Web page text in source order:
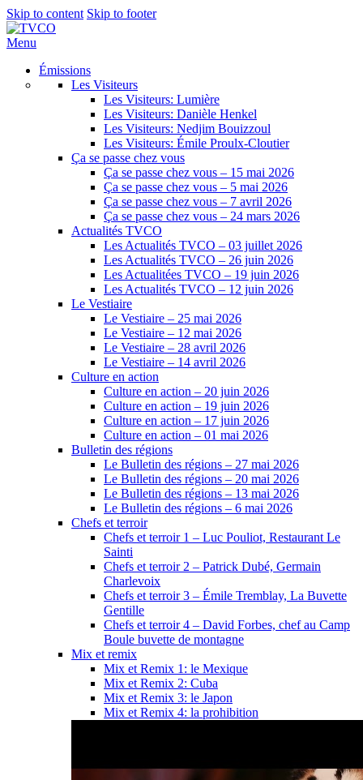
Skip to content Skip to footer
Menu
Émissions
Les Visiteurs
Les Visiteurs: Lumière
Les Visiteurs: Danièle Henkel
Les Visiteurs: Nedjim Bouizzoul
Les Visiteurs: Émile Proulx-Cloutier
Ça se passe chez vous
Ça se passe chez vous – 15 mai 2026
Ça se passe chez vous – 5 mai 2026
Ça se passe chez vous – 7 avril 2026
Ça se passe chez vous – 24 mars 2026
Actualités TVCO
Les Actualités TVCO – 03 juillet 2026
Les Actualités TVCO – 26 juin 2026
Les Actualitées TVCO – 19 juin 2026
Les Actualités TVCO – 12 juin 2026
Le Vestiaire
Le Vestiaire – 25 mai 2026
Le Vestiaire – 12 mai 2026
Le Vestiaire – 28 avril 2026
Le Vestiaire – 14 avril 2026
Culture en action
Culture en action – 20 juin 2026
Culture en action – 19 juin 2026
Culture en action – 17 juin 2026
Culture en action – 01 mai 2026
Bulletin des régions
Le Bulletin des régions – 27 mai 2026
Le Bulletin des régions – 20 mai 2026
Le Bulletin des régions – 13 mai 2026
Le Bulletin des régions – 6 mai 2026
Chefs et terroir
Chefs et terroir 1 – Luc Pouliot, Restaurant Le
Sainti
Chefs et terroir 2 – Patrick Dubé, Germain
Charlevoix
Chefs et terroir 3 – Émile Tremblay, La Buvette
Gentille
Chefs et terroir 4 – David Forbes, chef au Camp
Boule buvette de montagne
Mix et remix
Mix et Remix 1: le Mexique
Mix et Remix 2: Cuba
Mix et Remix 3: le Japon
Mix et Remix 4: la prohibition